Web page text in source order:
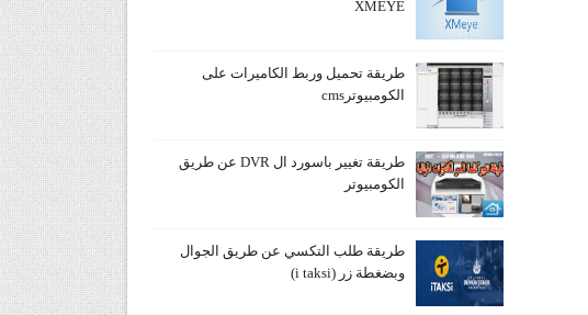
XMEYE
طريقة تحميل وربط الكاميرات على
الكومبيوترcms
طريقة تغيير باسورد ال DVR عن طريق
الكومبيوتر
طريقة طلب التكسي عن طريق الجوال
وبضغطة زر (i taksi)